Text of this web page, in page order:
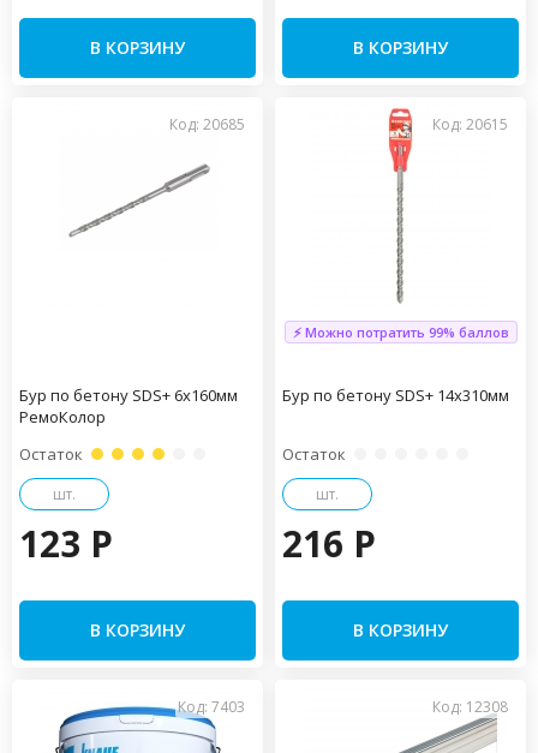
В КОРЗИНУ В КОРЗИНУ
Код: 20685
Бур по бетону SDS+ 6х160мм
РемоКолор
Остаток
шт.
123 P
В КОРЗИНУ
Код: 20615
⚡ Можно потратить 99% баллов
Бур по бетону SDS+ 14х310мм
Остаток
шт.
216 P
В КОРЗИНУ
Код: 7403 Код: 12308